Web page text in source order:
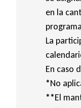
en la
La
En caso
*No
**El